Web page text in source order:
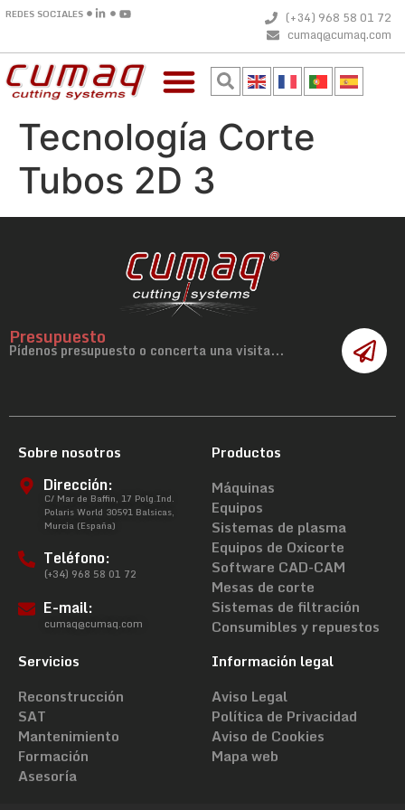
REDES SOCIALES
(+34) 968 58 01 72
cumaq@cumaq.com
Tecnología Corte
Tubos 2D 3
Presupuesto
Pídenos presupuesto o concerta una visita...
Sobre nosotros
Dirección:
C/ Mar de Baffin, 17 Polg.Ind.
Polaris World 30591 Balsicas,
Murcia (España)
Teléfono:
(+34) 968 58 01 72
E-mail:
cumaq@cumaq.com
Productos
Máquinas
Equipos
Sistemas de plasma
Equipos de Oxicorte
Software CAD-CAM
Mesas de corte
Sistemas de filtración
Consumibles y repuestos
Servicios
Reconstrucción
SAT
Mantenimiento
Formación
Asesoría
Información legal
Aviso Legal
Política de Privacidad
Aviso de Cookies
Mapa web